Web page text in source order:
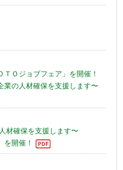
Ｏジョブフェア」を開催！
業の人材確保を支援します〜
材確保を支援します〜
を開催！